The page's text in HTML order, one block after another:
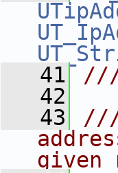
   41
///
   42
   43
///
given